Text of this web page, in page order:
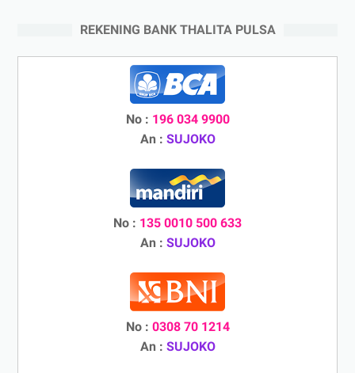
REKENING BANK THALITA PULSA
No : 196 034 9900
An : SUJOKO
No : 135 0010 500 633
An : SUJOKO
No : 0308 70 1214
An : SUJOKO